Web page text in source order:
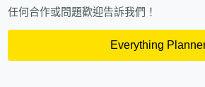
任何合作或問題歡迎告訴我們！
Everything